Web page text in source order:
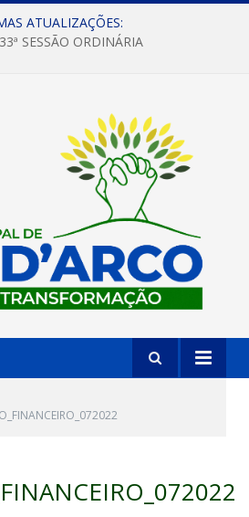
ATUALIZAÇÕES:
SESSÃO ORDINÁRIA